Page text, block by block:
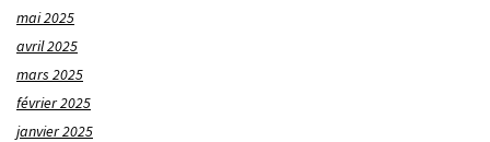
mai 2025
avril 2025
mars 2025
février 2025
janvier 2025